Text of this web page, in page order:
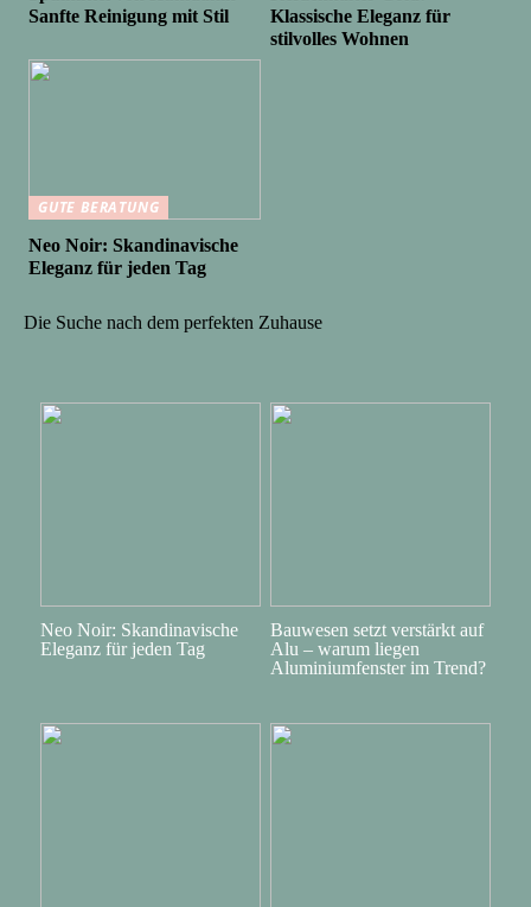
Sanfte Reinigung mit Stil
Klassische Eleganz für
stilvolles Wohnen
GUTE BERATUNG
Neo Noir: Skandinavische
Eleganz für jeden Tag
Die Suche nach dem perfekten Zuhause
Neo Noir: Skandinavische
Eleganz für jeden Tag
Bauwesen setzt verstärkt auf
Alu – warum liegen
Aluminiumfenster im Trend?